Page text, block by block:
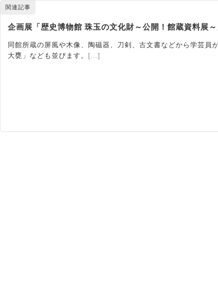
関連記事
企画展「歴史博物館 珠玉の文化財～公開！館蔵資料展
同館所蔵の屏風や木像、陶磁器、刀剣、古文書などから学芸員
大甕」なども並びます。 [...]